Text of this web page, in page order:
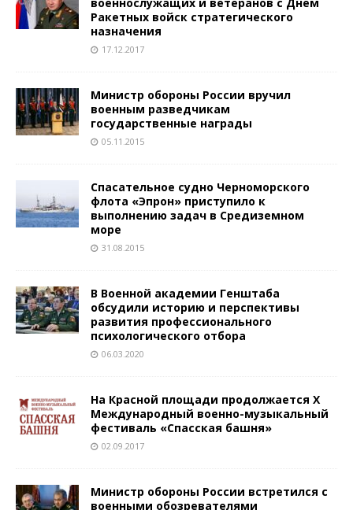
Ракетных войск стратегического
назначения
17.12.2017
Министр обороны России вручил
военным разведчикам
государственные награды
05.11.2015
Спасательное судно Черноморского
флота «Эпрон» приступило к
выполнению задач в Средиземном
море
31.08.2015
В Военной академии Генштаба
обсудили историю и перспективы
развития профессионального
психологического отбора
06.03.2020
На Красной площади продолжается X
Международный военно-музыкальный
фестиваль «Спасская башня»
02.09.2017
Министр обороны России встретился с
военными обозревателями